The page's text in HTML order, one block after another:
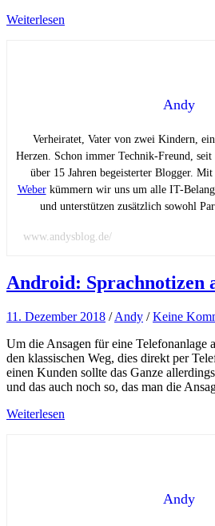
Weiterlesen
Andy
Verheiratet, Vater von zwei Kindern,
Herzen. Schon immer Technik-Freund,
über 15 Jahren begeisterter Blogger.
Weberkümmern wir uns um alle IT-
und unterstützen zusätzlich sowohl
www.andysblog.de/
Android: Sprachnotizen
11. Dezember 2018 /Andy /Keine
Um die Ansagen für eine Telefonanlage
den klassischen Weg, dies direkt per
einen Kunden sollte das Ganze
und das auch noch so, das man die
Weiterlesen
Andy